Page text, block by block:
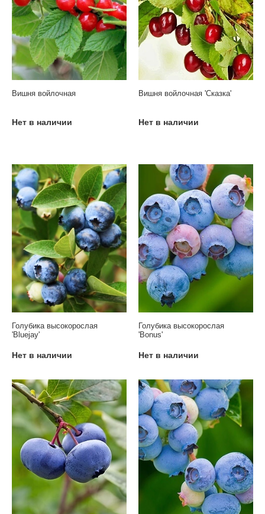
Вишня войлочная
Нет в наличии
Вишня войлочная 'Сказка'
Нет в наличии
Голубика высокорослая
'Bluejay'
Нет в наличии
Голубика высокорослая
'Bonus'
Нет в наличии